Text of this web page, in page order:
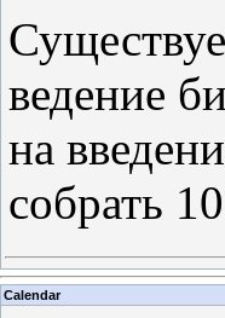
ведение
на
собрать
Calendar